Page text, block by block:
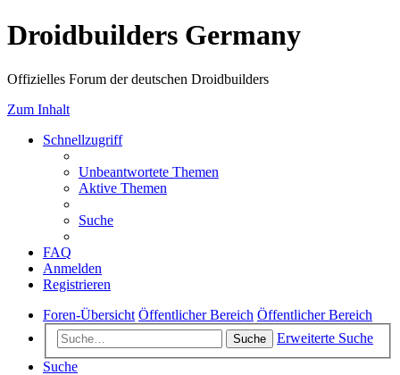
Droidbuilders Germany
Offizielles Forum der deutschen Droidbuilders
Zum Inhalt
Schnellzugriff
Unbeantwortete Themen
Aktive Themen
Suche
FAQ
Anmelden
Registrieren
Foren-Übersicht Öffentlicher Bereich Öffentlicher Bereich
Suche
Erweiterte Suche
Suche